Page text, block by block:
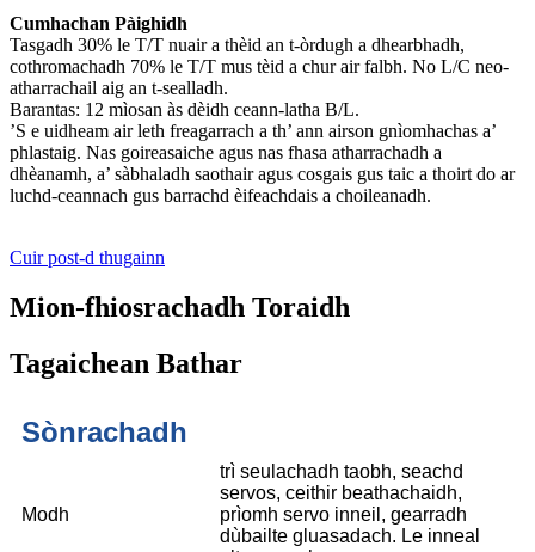
Cumhachan Pàighidh
Tasgadh 30% le T/T nuair a thèid an t-òrdugh a dhearbhadh,
cothromachadh 70% le T/T mus tèid a chur air falbh. No L/C neo-
atharrachail aig an t-sealladh.
Barantas: 12 mìosan às dèidh ceann-latha B/L.
’S e uidheam air leth freagarrach a th’ ann airson gnìomhachas a’
phlastaig. Nas goireasaiche agus nas fhasa atharrachadh a
dhèanamh, a’ sàbhaladh saothair agus cosgais gus taic a thoirt do ar
luchd-ceannach gus barrachd èifeachdais a choileanadh.
Cuir post-d thugainn
Mion-fhiosrachadh Toraidh
Tagaichean Bathar
Sònrachadh
Modh
trì seulachadh taobh, seachd
servos, ceithir beathachaidh,
prìomh servo inneil, gearradh
dùbailte gluasadach. Le inneal